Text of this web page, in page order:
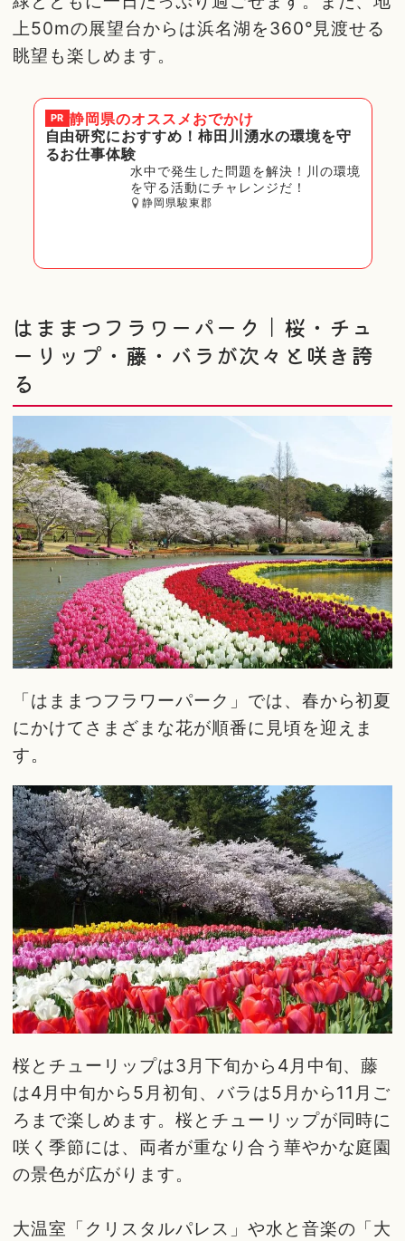
上50mの展望台からは浜名湖を360°見渡せる
眺望も楽しめます。
PR 静岡県のオススメおでかけ
自由研究におすすめ！柿田川湧水の環境を守
るお仕事体験
水中で発生した問題を解決！川の環境
を守る活動にチャレンジだ！
静岡県駿東郡
はままつフラワーパーク｜桜・チュ
ーリップ・藤・バラが次々と咲き誇
る
「はままつフラワーパーク」では、春から初夏
にかけてさまざまな花が順番に見頃を迎えま
す。
桜とチューリップは3月下旬から4月中旬、藤
は4月中旬から5月初旬、バラは5月から11月ご
ろまで楽しめます。桜とチューリップが同時に
咲く季節には、両者が重なり合う華やかな庭園
の景色が広がります。
大温室「クリスタルパレス」や水と音楽の「大